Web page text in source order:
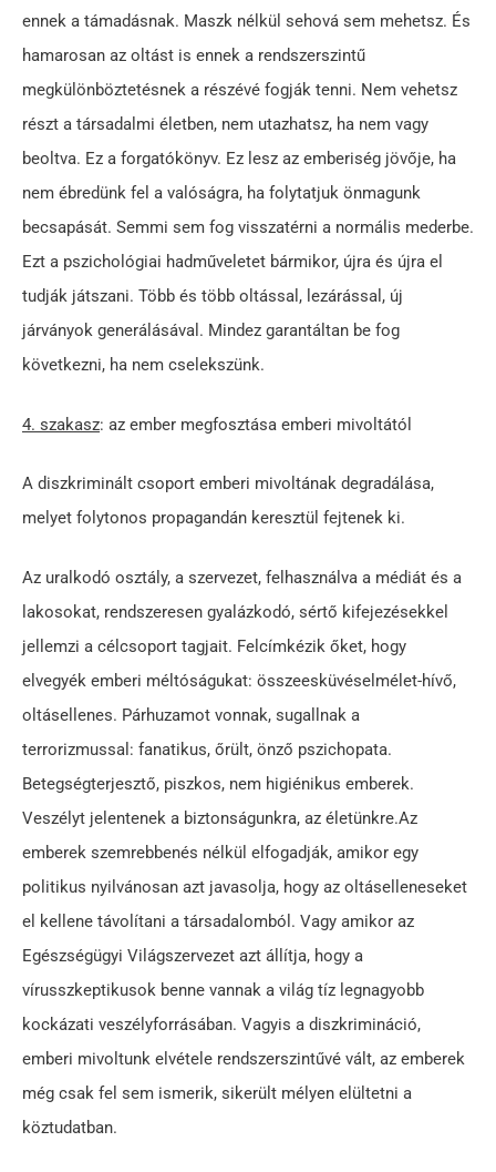
ennek a támadásnak. Maszk nélkül sehová sem mehetsz. És
hamarosan az oltást is ennek a rendszerszintű
megkülönböztetésnek a részévé fogják tenni. Nem vehetsz
részt a társadalmi életben, nem utazhatsz, ha nem vagy
beoltva. Ez a forgatókönyv. Ez lesz az emberiség jövője, ha
nem ébredünk fel a valóságra, ha folytatjuk önmagunk
becsapását. Semmi sem fog visszatérni a normális mederbe.
Ezt a pszichológiai hadműveletet bármikor, újra és újra el
tudják játszani. Több és több oltással, lezárással, új
járványok generálásával. Mindez garantáltan be fog
következni, ha nem cselekszünk.
4. szakasz: az ember megfosztása emberi mivoltától
A diszkriminált csoport emberi mivoltának degradálása,
melyet folytonos propagandán keresztül fejtenek ki.
Az uralkodó osztály, a szervezet, felhasználva a médiát és a
lakosokat, rendszeresen gyalázkodó, sértő kifejezésekkel
jellemzi a célcsoport tagjait. Felcímkézik őket, hogy
elvegyék emberi méltóságukat: összeesküvéselmélet-hívő,
oltásellenes. Párhuzamot vonnak, sugallnak a
terrorizmussal: fanatikus, őrült, önző pszichopata.
Betegségterjesztő, piszkos, nem higiénikus emberek.
Veszélyt jelentenek a biztonságunkra, az életünkre.Az
emberek szemrebbenés nélkül elfogadják, amikor egy
politikus nyilvánosan azt javasolja, hogy az oltáselleneseket
el kellene távolítani a társadalomból. Vagy amikor az
Egészségügyi Világszervezet azt állítja, hogy a
vírusszkeptikusok benne vannak a világ tíz legnagyobb
kockázati veszélyforrásában. Vagyis a diszkrimináció,
emberi mivoltunk elvétele rendszerszintűvé vált, az emberek
még csak fel sem ismerik, sikerült mélyen elültetni a
köztudatban.